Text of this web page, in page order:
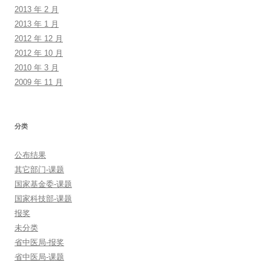
2013 年 2 月
2013 年 1 月
2012 年 12 月
2012 年 10 月
2010 年 3 月
2009 年 11 月
分类
公布结果
其它部门-课题
国家基金委-课题
国家科技部-课题
报奖
未分类
省中医局-报奖
省中医局-课题